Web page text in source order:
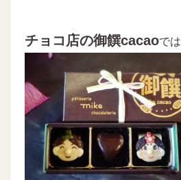
チョコ店の御饌cacaoでは